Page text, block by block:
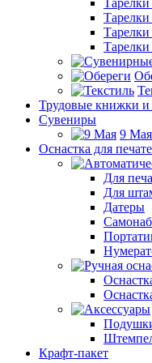
Трудовые книжки и
Сувениры
9 Мая
Оснастка для
Для
Для
Датеры
Крафт-пакет